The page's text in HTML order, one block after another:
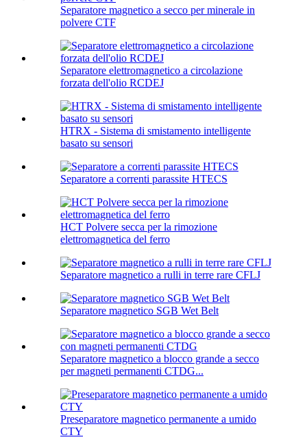
Separatore magnetico a secco per minerale in
polvere CTF
Separatore elettromagnetico a circolazione
forzata dell'olio RCDEJ
HTRX - Sistema di smistamento intelligente
basato su sensori
Separatore a correnti parassite HTECS
HCT Polvere secca per la rimozione
elettromagnetica del ferro
Separatore magnetico a rulli in terre rare CFLJ
Separatore magnetico SGB Wet Belt
Separatore magnetico a blocco grande a secco
per magneti permanenti CTDG...
Preseparatore magnetico permanente a umido
CTY